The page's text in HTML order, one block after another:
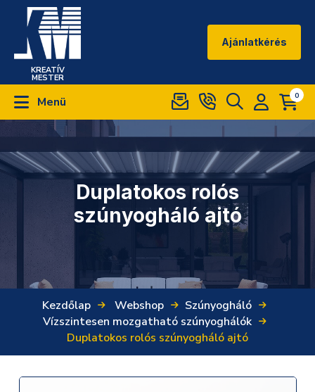
KREATÍV
MESTER
Ajánlatkérés
Menü 0
Duplatokos rolós
szúnyogháló ajtó
Kezdőlap Webshop
Szúnyogháló
Vízszintesen mozgatható szúnyoghálók
Duplatokos rolós szúnyogháló ajtó